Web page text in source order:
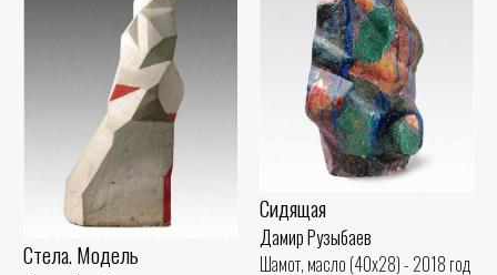
Сидящая
Дамир Рузыбаев
Шамот, масло (40x28) - 2018 год
Стела. Модель